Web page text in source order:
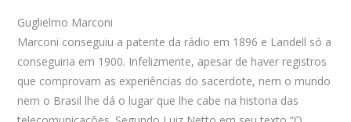
Guglielmo Marconi
Marconi conseguiu a patente da rádio em 1896 e Landell só a
conseguiria em 1900. Infelizmente, apesar de haver registros
que comprovam as experiências do sacerdote, nem o mundo
nem o Brasil lhe dá o lugar que lhe cabe na historia das